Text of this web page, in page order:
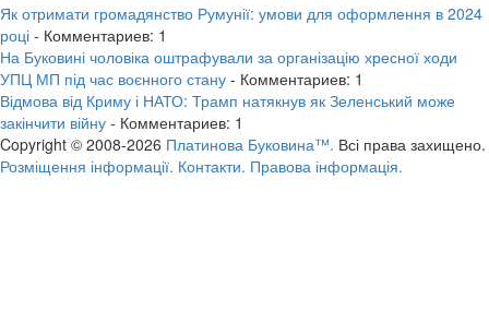
Як отримати громадянство Румунії: умови для оформлення в 2024
році - Комментариев: 1
На Буковині чоловіка оштрафували за організацію хресної ходи
УПЦ МП під час воєнного стану - Комментариев: 1
Відмова від Криму і НАТО: Трамп натякнув як Зеленський може
закінчити війну - Комментариев: 1
Copyright © 2008-2026 Платинова Буковина™. Всі права захищено.
Розміщення інформації. Контакти. Правова інформація.